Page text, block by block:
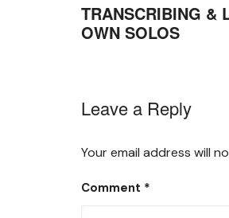
TRANSCRIBING &
OWN SOLOS
Leave a Reply
Your email address will
Comment *